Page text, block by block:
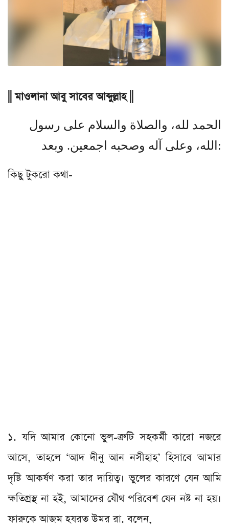
|| মাওলানা আবু সাবের আব্দুল্লাহ ||
الحمد لله، والصلاة والسلام على رسول
الله، وعلى آله وصحبه اجمعين. وبعد:
কিছু টুকরো কথা-
১. যদি আমার কোনো ভুল-ত্রুটি সহকর্মী কারো নজরে
আসে, তাহলে ‘আদ দীনু আন নসীহাহ’ হিসাবে আমার
দৃষ্টি আকর্ষণ করা তার দায়িত্ব। ভুলের কারণে যেন আমি
ক্ষতিগ্রস্থ না হই, আমাদের যৌথ পরিবেশ যেন নষ্ট না হয়।
ফারুকে আজম হযরত উমর রা. বলেন,